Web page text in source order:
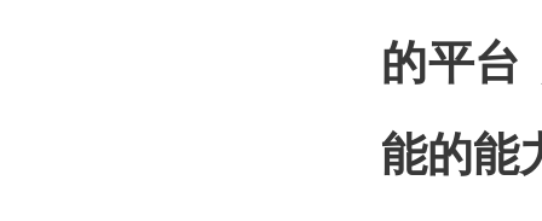
的平台
能的能